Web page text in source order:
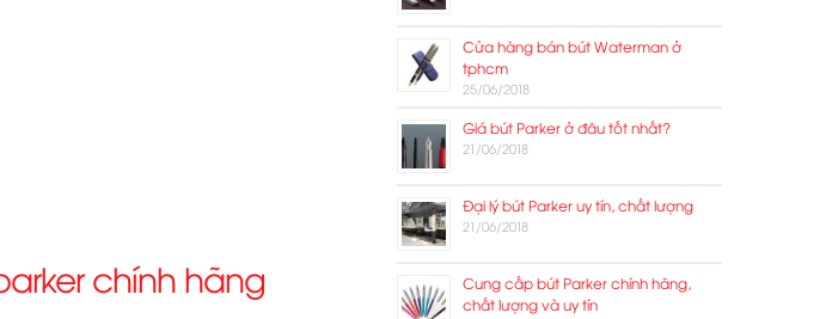
chính hãng
Cửa hàng bán bút Waterman ở
tphcm
25/06/2018
Giá bút Parker ở đâu tốt nhất?
21/06/2018
Đại lý bút Parker uy tín, chất lượng
21/06/2018
Cung cấp bút Parker chính hãng,
chất lượng và uy tín